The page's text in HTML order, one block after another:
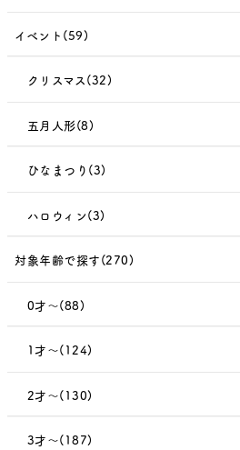
イベント(59)
クリスマス(32)
五月人形(8)
ひなまつり(3)
ハロウィン(3)
対象年齢で探す(270)
0才～(88)
1才～(124)
2才～(130)
3才～(187)